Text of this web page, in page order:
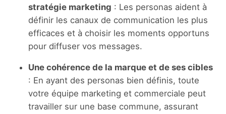
stratégie marketing : Les personas aident à
définir les canaux de communication les plus
efficaces et à choisir les moments opportuns
pour diffuser vos messages.
Une cohérence de la marque et de ses cibles
: En ayant des personas bien définis, toute
votre équipe marketing et commerciale peut
travailler sur une base commune, assurant